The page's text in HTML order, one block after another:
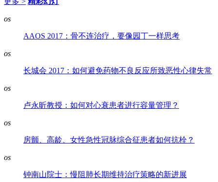
os
AAOS 2017：骨不连治疗，要像园丁一样思考
os
长城会 2017：如何避免药物不良反应所致恶性心律失常
os
卢永昕教授：如何对心衰患者进行容量管理？
os
房颤、高龄、女性急性冠脉综合征患者如何抗栓？
os
钟南山院士：慢阻肺长期维持治疗策略的新进展